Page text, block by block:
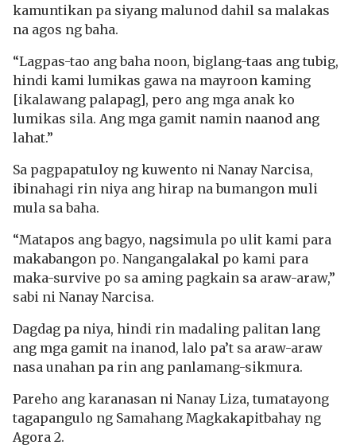
kamuntikan pa siyang malunod dahil sa malakas
na agos ng baha.
“Lagpas-tao ang baha noon, biglang-taas ang tubig,
hindi kami lumikas gawa na mayroon kaming
[ikalawang palapag], pero ang mga anak ko
lumikas sila. Ang mga gamit namin naanod ang
lahat.”
Sa pagpapatuloy ng kuwento ni Nanay Narcisa,
ibinahagi rin niya ang hirap na bumangon muli
mula sa baha.
“Matapos ang bagyo, nagsimula po ulit kami para
makabangon po. Nangangalakal po kami para
maka-survive po sa aming pagkain sa araw-araw,”
sabi ni Nanay Narcisa.
Dagdag pa niya, hindi rin madaling palitan lang
ang mga gamit na inanod, lalo pa’t sa araw-araw
nasa unahan pa rin ang panlamang-sikmura.
Pareho ang karanasan ni Nanay Liza, tumatayong
tagapangulo ng Samahang Magkakapitbahay ng
Agora 2.